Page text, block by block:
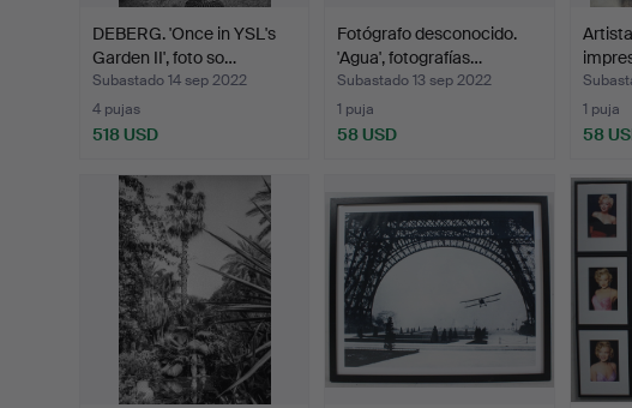
DEBERG. 'Once in YSL's
Garden II', foto so…
Subastado 14 sep 2022
4 pujas
518 USD
Fotógrafo desconocido.
'Agua', fotografías…
Subastado 13 sep 2022
1 puja
58 USD
1 puja
58